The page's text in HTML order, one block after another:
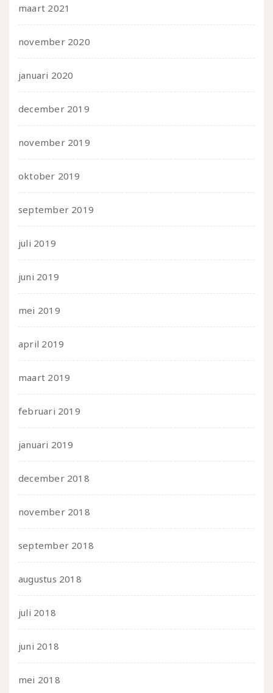
maart 2021
november 2020
januari 2020
december 2019
november 2019
oktober 2019
september 2019
juli 2019
juni 2019
mei 2019
april 2019
maart 2019
februari 2019
januari 2019
december 2018
november 2018
september 2018
augustus 2018
juli 2018
juni 2018
mei 2018